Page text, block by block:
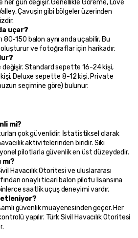
gün değişir. Genellikle Göreme, Love
Çavuşin gibi bölgeler üzerinden
uçar?
80-150 balon aynı anda uçabilir. Bu
ve fotoğraflar için harikadır.
Standard sepette 16-24 kişi,
Deluxe sepette 8-12 kişi, Private
seçimine göre) bulunur.
mi?
çok güvenlidir. İstatistiksel olarak
aktivitelerinden biridir. Sıkı
pilotlarla güvenlik en üst düzeydedir.
Havacılık Otoritesi ve uluslararası
onaylı ticari balon pilotu lisansına
saatlik uçuş deneyimi vardır.
güvenlik muayenesinden geçer. Her
yapılır. Türk Sivil Havacılık Otoritesi